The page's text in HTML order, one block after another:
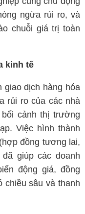
ngừa rủi ro, và
chuỗi giá trị toàn
kinh tế
giao dịch hàng hóa
rủi ro của các nhà
cảnh thị trường
Việc hình thành
đồng tương lai,
giúp các doanh
động giá, đồng
sâu và thanh